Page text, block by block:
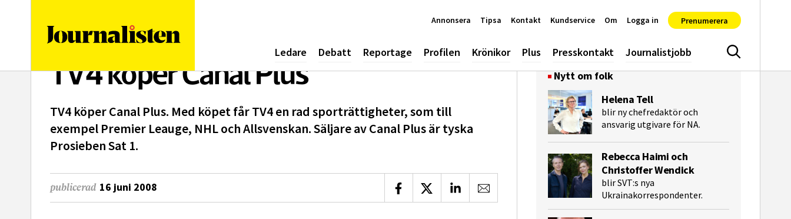
Ledare Debatt Reportage Profilen Krönikor Plus Presskontakt Journalistjobb Sök
Annonsera Tipsa Kontakt Kundservice Om Logga in Prenumerera
TV4 köper Canal Plus
TV4 köper Canal Plus. Med köpet får TV4 en rad sporträttigheter, som till
exempel Premier Leauge, NHL och Allsvenskan. Säljare av Canal Plus är tyska
Prosieben Sat 1.
publicerad 16 juni 2008 Dela på Facebook
Dela på XDela på LinkedIn
Dela via e-post
Nytt om folk
Helena Tell
blir ny chefredaktör och
ansvarig utgivare för NA.
Rebecca Haimi och
Christoffer Wendick
blir SVT:s nya
Ukrainakorrespondenter.